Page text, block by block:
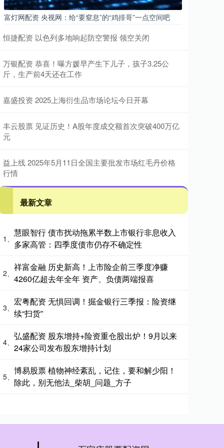
富灯网配资 央视网：给“要窒息”的“鸡排哥”一点空间吧
恒捷配资 以色列多地响起防空警报 领空关闭
万银配资 恭喜！曝方媛早产生下儿子，孩子3.25公
斤，生产前4天还在工作
嘉盛投资 2025上海衍生品市场论坛今日开幕
丰云股票 见证历史！A股年度成交额首次突破400万亿
元
益上线 2025年5月11日全国主要批发市场红毛丹价格
行情
最新文章
1、
慧眼智行 债市扰动拖累半数上市银行非息收入
多家高管：四季度债市仍存不确定性
2、
祥富金融 历史新高！上市险企前三季度净赚
4260亿超去年全年 资产、负债两端报喜
3、
宏粤配资 无惧回调！掘金银行三季报：险资继
续“扫货”
4、
弘盛配资 股东增持+险资重仓股出炉！9月以来
24家公司发布股东增持计划
5、
博易股票 植物神经紊乱，记住，要和解少阳！
除此，别无他法_柴胡_问题_方子